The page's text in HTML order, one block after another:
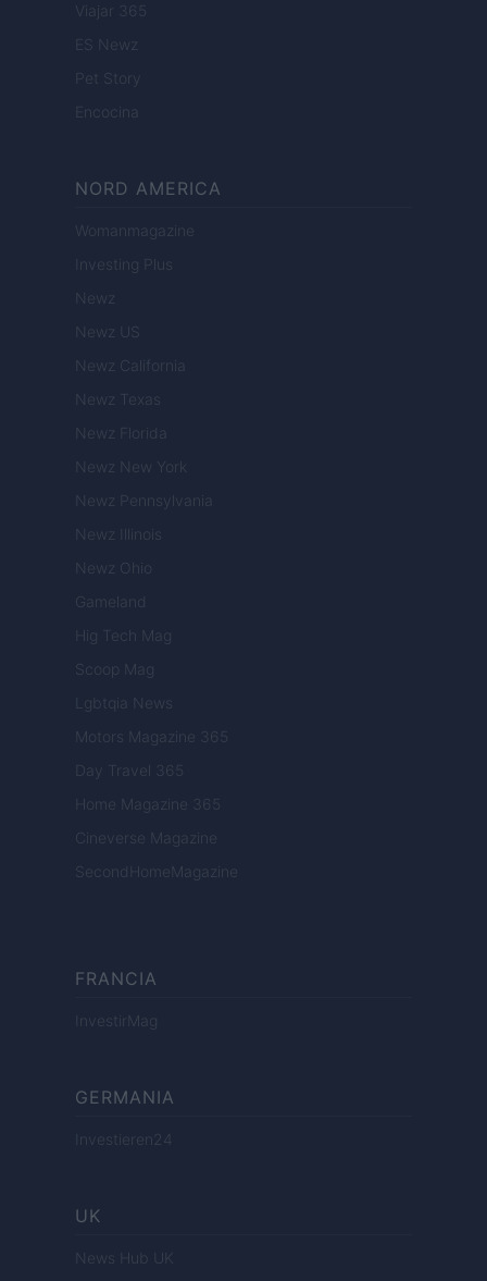
Viajar 365
ES Newz
Pet Story
Encocina
NORD AMERICA
Womanmagazine
Investing Plus
Newz
Newz US
Newz California
Newz Texas
Newz Florida
Newz New York
Newz Pennsylvania
Newz Illinois
Newz Ohio
Gameland
Hig Tech Mag
Scoop Mag
Lgbtqia News
Motors Magazine 365
Day Travel 365
Home Magazine 365
Cineverse Magazine
SecondHomeMagazine
FRANCIA
InvestirMag
GERMANIA
Investieren24
UK
News Hub UK